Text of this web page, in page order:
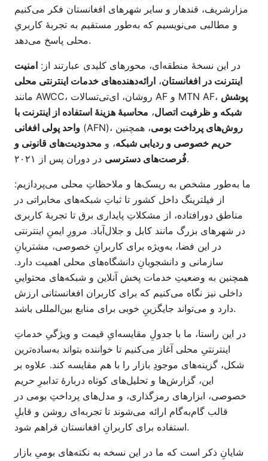
مزارشریف، قندهار و سایر شهرهای افغانستان فکر می‌کنیم
و مطالبی می‌نویسیم که به‌طور مستقیم به تجربهٔ کاربریِ
محلی پاسخ می‌دهد.
در این نسخهٔ منطقه‌ای، محورهای کلیدی عبارتند از: امنیت
اینترنت در افغانستان، ارائه‌دهنده‌های خدمات اینترنتی محلی
مانند AWCC، روشان، ای‌تی‌تسالات AF و MTN AF، پوشش
شبکه و ظرفیت اتصال، محاسبهٔ هزینهٔ استفاده از اینترنت با
واحد پولی افغانی (AFN)، روش‌های پرداخت بومی، همچنین
حریم خصوصی و ردیابی شبکه، و محدودیت‌های قانونی و
فُرصت‌های دسترسیدر دوران پس از ۲۰۲۱.
ما به‌طور مشخص به ریسک‌ها و ملاحظاتِ محلی می‌پردازیم:
از فیلترینگ داخل کشور تا ثباتِ شبکه‌های مخابراتی در
مناطق دورافتاده، از مشکلاتِ پایداری برق تا تجربهٔ کاربری
در شهرهای بزرگ مانند کابل و جلال‌آباد. مرورِ ایمنِ اینترنتی
در این فضا، به‌ویژه برای کاربرانِ خصوصی، مشتریانِ
سازمانی و دانشجویانِ دانشگاه‌های محلی اهمیت دارد.
همچنین به وضعیتِ خدمات پخش آنلاین و شبکه‌های محتواییِ
داخلی نیز نگاه می‌کنیم که برای کاربران افغانستانی ارزش
دارد و می‌تواند جایگزینِ خوبی برای منابع بین‌المللی باشد.
در این راستا، ما با جدولِ مقایسه‌ایِ قیمت و ویژگیِ خدماتِ
اینترنتیِ محلی آغاز می‌کنیم تا خواننده بتواند به‌ساده‌ترین
شکل، گزینه‌های موجودِ بازار را با هم مقایسه کند. علاوه بر
این، گزارش‌ها و تحلیل‌های کوتاه دربارهٔ تدابیرِ حریم
خصوصی، ابزارهای رمزگذاری، و مدل‌های پرداختِ بومی در
قالب گام‌به‌گام ارائه می‌شوند تا تجربه‌ای روشن و قابلِ
استفاده برای کاربرانِ افغانستان فراهم شود.
شایانِ ذکر است که ما در این نسخه به نکته‌های بومیِ بازار